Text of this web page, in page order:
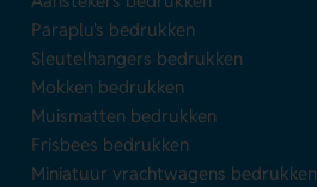
Paraplu's bedrukken
Sleutelhangers bedrukken
Mokken bedrukken
Muismatten bedrukken
Frisbees bedrukken
Miniatuur vrachtwagens bedrukken